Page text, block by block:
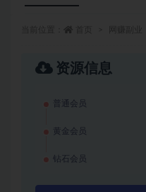
资源信息
普通会员
黄金会员
钻石会员